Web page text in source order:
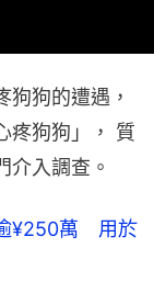
狗狗的遭遇，
疼狗狗」， 質
介入調查。
¥250萬 用於